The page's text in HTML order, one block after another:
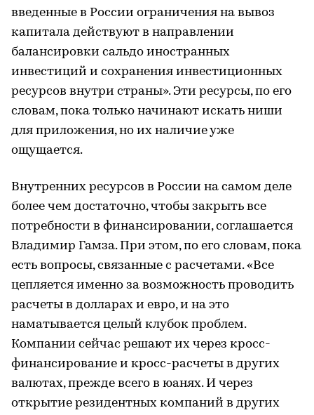
введенные в России ограничения на вывоз
капитала действуют в направлении
балансировки сальдо иностранных
инвестиций и сохранения инвестиционных
ресурсов внутри страны». Эти ресурсы, по его
словам, пока только начинают искать ниши
для приложения, но их наличие уже
ощущается.
Внутренних ресурсов в России на самом деле
более чем достаточно, чтобы закрыть все
потребности в финансировании, соглашается
Владимир Гамза. При этом, по его словам, пока
есть вопросы, связанные с расчетами. «Все
цепляется именно за возможность проводить
расчеты в долларах и евро, и на это
наматывается целый клубок проблем.
Компании сейчас решают их через кросс-
финансирование и кросс-расчеты в других
валютах, прежде всего в юанях. И через
открытие резидентных компаний в других